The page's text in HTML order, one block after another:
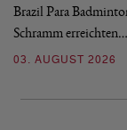
Brazil Para
Schramm erreichten…
03. AUGUST 2026